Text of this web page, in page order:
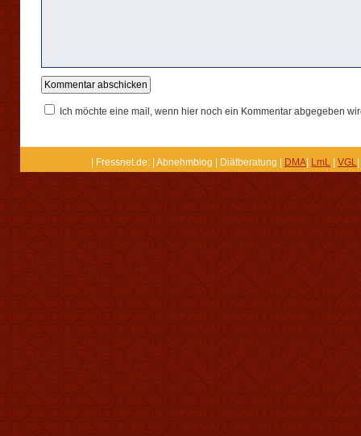
Ich möchte eine mail, wenn hier noch ein Kommentar abgegeben
| Fressnet.de: | Abnehmblog | Diätberatung | DMA LmL VGL